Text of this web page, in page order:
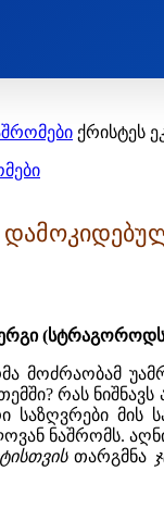
ქრისტეს
მოძრაობამ
რას
საზღვრები
ნაშრომს.
თარგმნა